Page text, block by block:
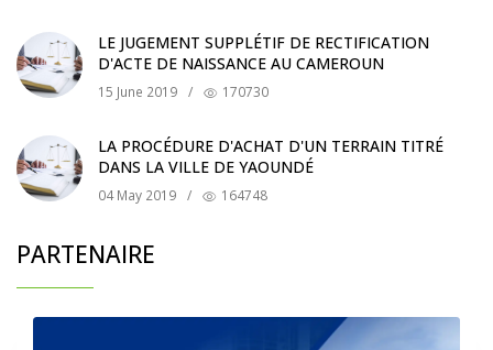
LE JUGEMENT SUPPLÉTIF DE RECTIFICATION
D'ACTE DE NAISSANCE AU CAMEROUN
15 June 2019 / 170730
LA PROCÉDURE D'ACHAT D'UN TERRAIN TITRÉ
DANS LA VILLE DE YAOUNDÉ
04 May 2019 / 164748
PARTENAIRE